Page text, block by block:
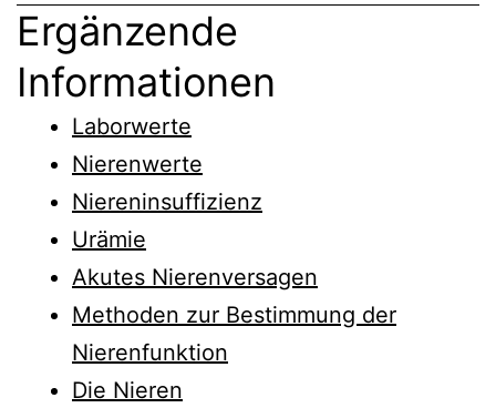
Ergänzende
Informationen
Laborwerte
Nierenwerte
Niereninsuffizienz
Urämie
Akutes Nierenversagen
Methoden zur Bestimmung der
Nierenfunktion
Die Nieren